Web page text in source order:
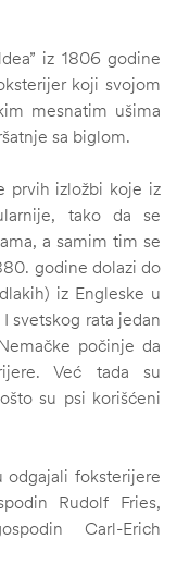
iz 1806 godine
koji svojom
mesnatim ušima
sa biglom.
prvih izložbi koje iz
tako da se
a samim tim se
godine dolazi do
iz Engleske u
svetskog rata jedan
počinje da
Već tada su
su psi korišćeni
foksterijere
Rudolf Fries,
Carl-Erich